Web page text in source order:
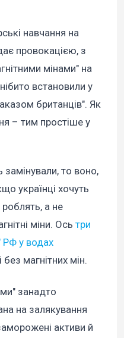
навчання на
провокацією, з
мінами" на
встановили у
британців". Як
– тим простіше у
замінували, то воно,
українці хочуть
а не
міни. Ось три
РФ у водах
магнітних мін.
занадто
на залякування
активи й